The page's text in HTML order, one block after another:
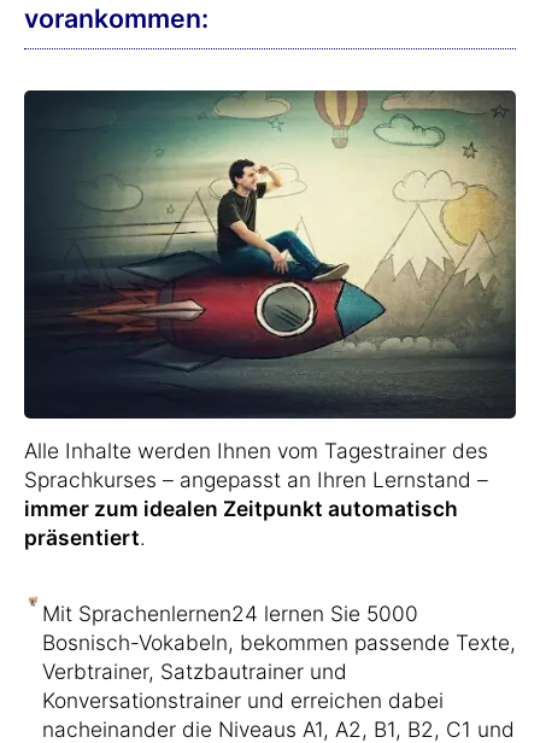
vorankommen:
Alle Inhalte werden Ihnen vom Tagestrainer des
Sprachkurses – angepasst an Ihren Lernstand –
immer zum idealen Zeitpunkt automatisch
präsentiert.
Mit Sprachenlernen24 lernen Sie 5000
Bosnisch-Vokabeln, bekommen passende Texte,
Verbtrainer, Satzbautrainer und
Konversationstrainer und erreichen dabei
nacheinander die Niveaus A1, A2, B1, B2, C1 und